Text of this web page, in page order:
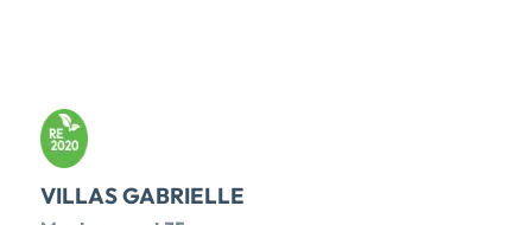
dégagée sur la ville. Certains logements disposent
également d'un cellier. Prix : T3 avec parking […] Voir
le programme immobilier neuf >>
VILLAS GABRIELLE